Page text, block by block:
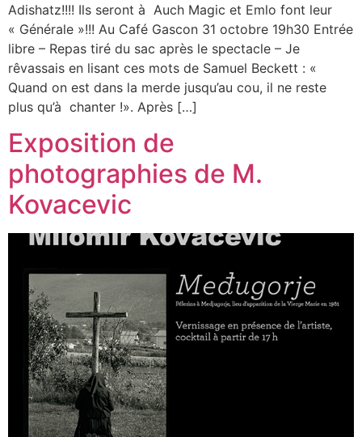
Adishatz!!!! Ils seront à Auch Magic et Emlo font leur
« Générale »!!! Au Café Gascon 31 octobre 19h30 Entrée
libre – Repas tiré du sac après le spectacle – Je
rêvassais en lisant ces mots de Samuel Beckett : «
Quand on est dans la merde jusqu’au cou, il ne reste
plus qu’à chanter !». Après […]
Exposition de
photographies de M.
Kovacevic